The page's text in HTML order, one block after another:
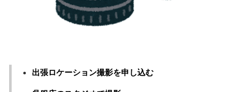
出張ロケーション撮影を申し込む